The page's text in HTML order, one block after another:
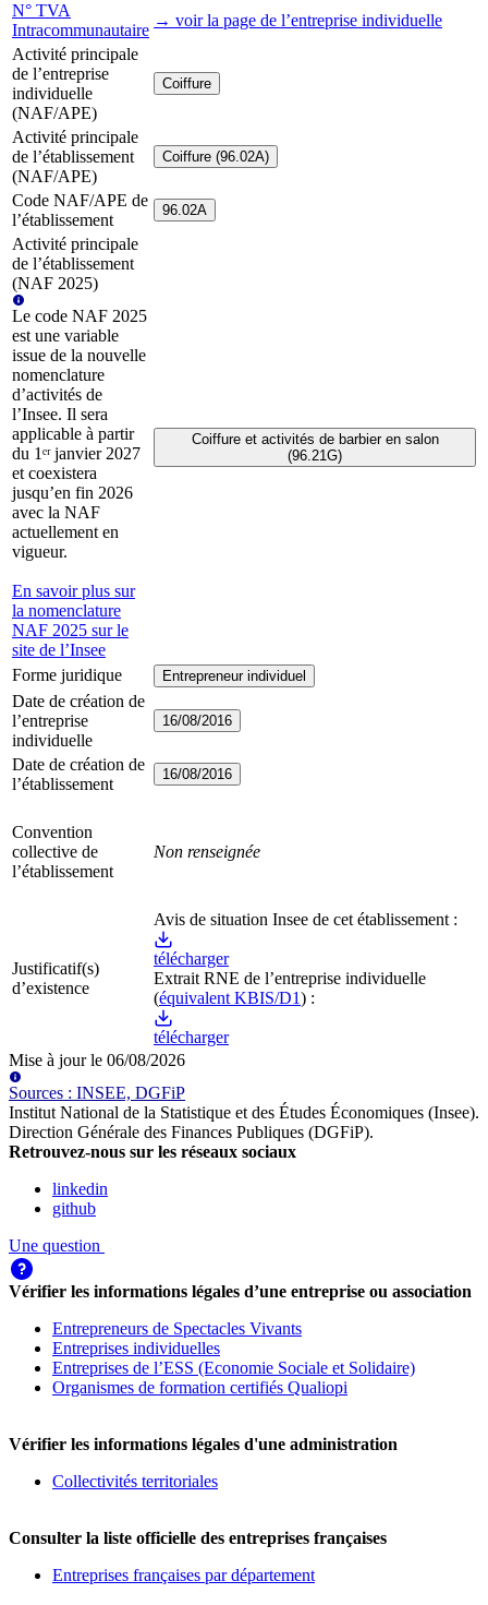
N° TVA
Intracommunautaire
→ voir la page de l’entreprise individuelle
Activité principale
de l’entreprise
individuelle
(NAF/APE)
Coiffure
Activité principale
de l’établissement
(NAF/APE)
Coiffure (96.02A)
Code NAF/APE de
l’établissement
96.02A
Activité principale
de l’établissement
(NAF 2025)
Le code NAF 2025
est une variable
issue de la nouvelle
nomenclature
d’activités de
l’Insee. Il sera
applicable à partir
du 1ᵉʳ janvier 2027
et coexistera
jusqu’en fin 2026
avec la NAF
actuellement en
vigueur.
En savoir plus sur
la nomenclature
NAF 2025 sur le
site de l’Insee
Coiffure et activités de barbier en salon
(96.21G)
Forme juridique Entrepreneur individuel
Date de création de
l’entreprise
individuelle
16/08/2016
Date de création de
l’établissement
16/08/2016
Convention
collective de
l’établissement
Non renseignée
Justificatif(s)
d’existence
Avis de situation Insee de cet établissement :
télécharger
Extrait RNE de l’entreprise individuelle
(équivalent KBIS/D1) :
télécharger
Mise à jour le 06/08/2026
Sources : INSEE, DGFiP
Institut National de la Statistique et des Études Économiques (Insee).
Direction Générale des Finances Publiques (DGFiP).
Retrouvez-nous sur les réseaux sociaux
linkedin
github
Une question
Vérifier les informations légales d’une entreprise ou association
Entrepreneurs de Spectacles Vivants
Entreprises individuelles
Entreprises de l’ESS (Economie Sociale et Solidaire)
Organismes de formation certifiés Qualiopi
Vérifier les informations légales d'une administration
Collectivités territoriales
Consulter la liste officielle des entreprises françaises
Entreprises françaises par département